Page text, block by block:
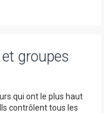
groupes
qui ont le plus haut
contrôlent tous les